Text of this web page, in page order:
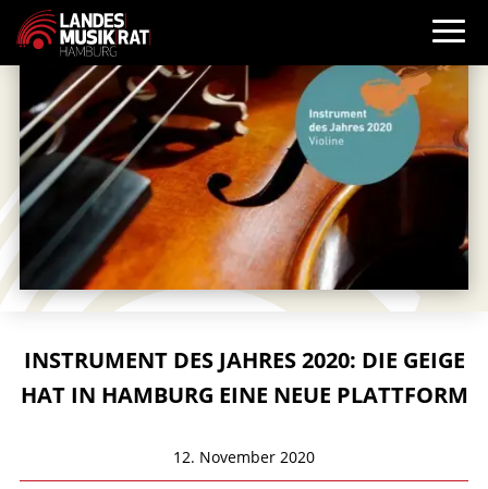
INSTRUMENT DES JAHRES 2020: DIE GEIGE
HAT IN HAMBURG EINE NEUE PLATTFORM
12. November 2020